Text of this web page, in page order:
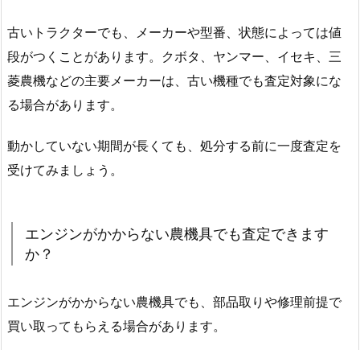
古いトラクターでも、メーカーや型番、状態によっては値
段がつくことがあります。クボタ、ヤンマー、イセキ、三
菱農機などの主要メーカーは、古い機種でも査定対象にな
る場合があります。
動かしていない期間が長くても、処分する前に一度査定を
受けてみましょう。
エンジンがかからない農機具でも査定できます
か？
エンジンがかからない農機具でも、部品取りや修理前提で
買い取ってもらえる場合があります。